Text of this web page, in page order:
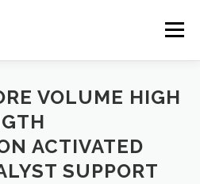
Menu
CATALYST-CARRIER
SERVICES CONTACT
VOLUME HIGH
ACTIVATED
SUPPORT